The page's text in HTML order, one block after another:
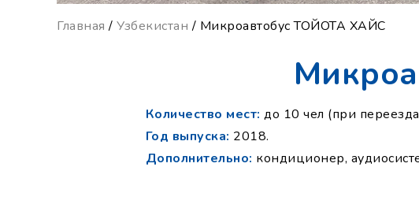
Главная / Узбекистан / Микроавтобус ТОЙОТА ХАЙС
Количество мест: до 10 чел (при
Год выпуска: 2018.
Дополнительно: кондиционер,